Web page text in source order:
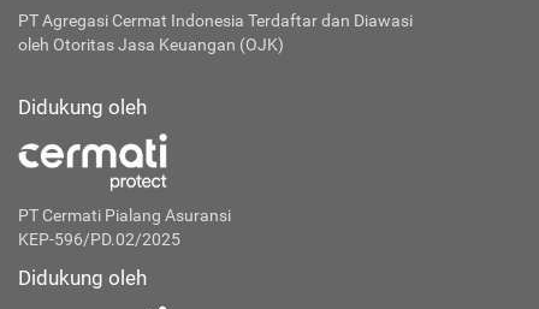
PT Agregasi Cermat Indonesia Terdaftar dan Diawasi
oleh Otoritas Jasa Keuangan (OJK)
Didukung oleh
PT Cermati Pialang Asuransi
KEP-596/PD.02/2025
Didukung oleh